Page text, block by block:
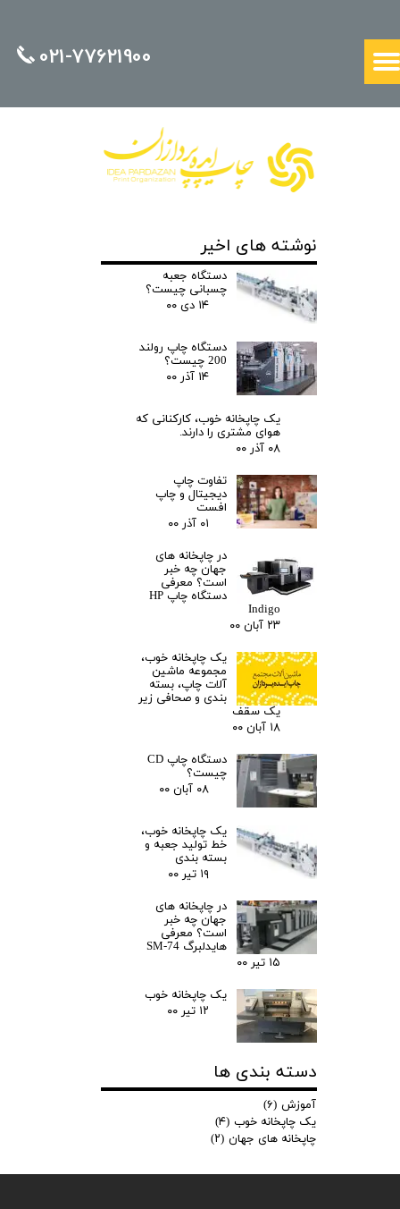
021-77621900
نوشته های اخیر
دستگاه جعبه
چسبانی چیست؟
۱۴ دی ۰۰
دستگاه چاپ رولند
200 چیست؟
۱۴ آذر ۰۰
یک چاپخانه خوب، کارکنانی که
هوای مشتری را دارند.
۰۸ آذر ۰۰
تفاوت چاپ
دیجیتال و چاپ
افست
۰۱ آذر ۰۰
در چاپخانه های
جهان چه خبر
است؟ معرفی
دستگاه چاپ HP
Indigo
۲۳ آبان ۰۰
یک چاپخانه خوب،
مجموعه ماشین
آلات چاپ، بسته
بندی و صحافی زیر
یک سقف
۱۸ آبان ۰۰
دستگاه چاپ CD
چیست؟
۰۸ آبان ۰۰
یک چاپخانه خوب،
خط تولید جعبه و
بسته بندی
۱۹ تیر ۰۰
در چاپخانه های
جهان چه خبر
است؟ معرفی
هایدلبرگ SM-74
۱۵ تیر ۰۰
یک چاپخانه خوب
۱۲ تیر ۰۰
دسته بندی ها
آموزش (۶)
یک چاپخانه خوب (۴)
چاپخانه های جهان (۲)